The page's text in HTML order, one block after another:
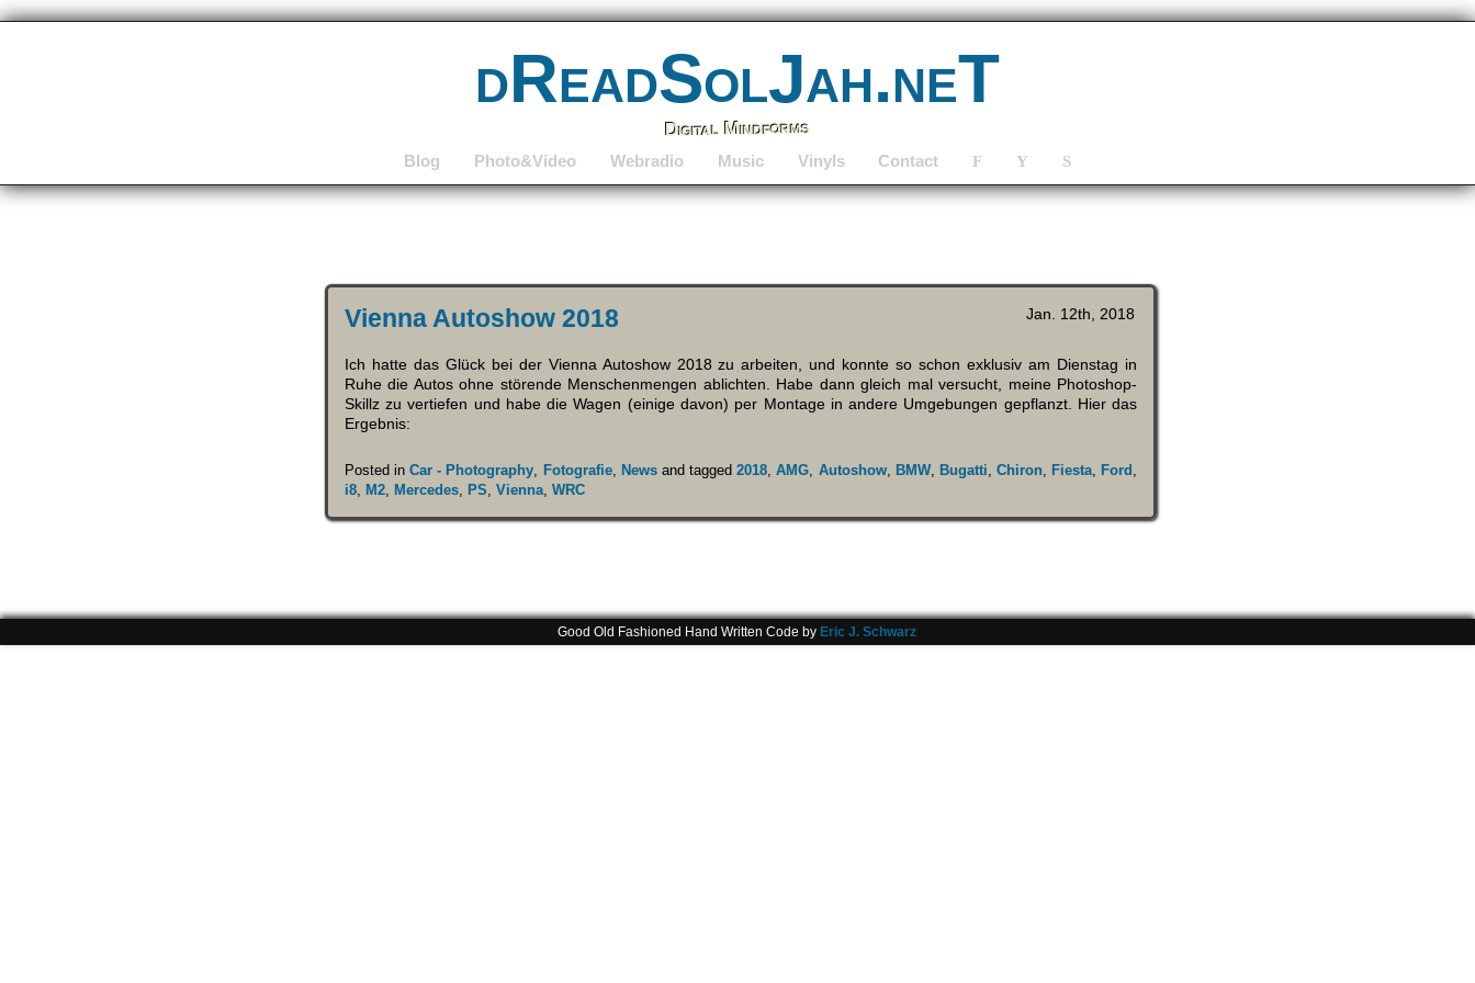
dReadSolJah.neT
Digital Mindforms
Blog Photo&Video Webradio Music Vinyls Contact F Y S
Jan. 12th, 2018
Vienna Autoshow 2018
Ich hatte das Glück bei der Vienna Autoshow 2018 zu arbeiten, und konnte so schon exklusiv am Dienstag in
Ruhe die Autos ohne störende Menschenmengen ablichten. Habe dann gleich mal versucht, meine Photoshop-
Skillz zu vertiefen und habe die Wagen (einige davon) per Montage in andere Umgebungen gepflanzt. Hier das
Ergebnis:
Posted inCar - Photography, Fotografie, Newsand tagged2018,AMG, Autoshow, BMW, Bugatti,Chiron, Fiesta, Ford ,
i8, M2, Mercedes, PS, Vienna, WRC
Good Old Fashioned Hand Written Code by Eric J. Schwarz